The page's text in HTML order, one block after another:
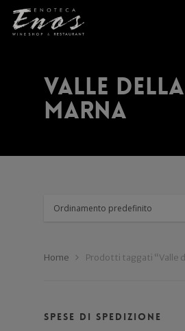
Valle della
Marna
Home Prodotti taggati “Valle
Spese di spedizione